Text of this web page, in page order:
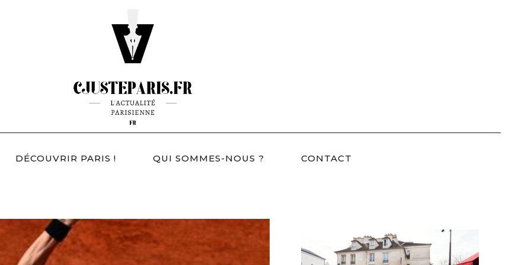
DÉCOUVRIR PARIS ! QUI SOMMES-NOUS ? CONTACT